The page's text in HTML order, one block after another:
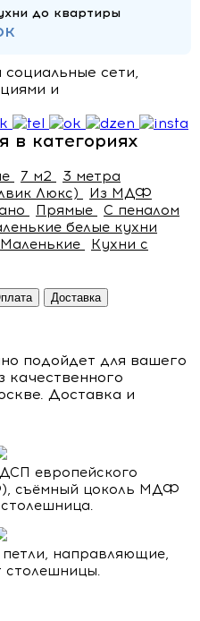
до квартиры
сети,
и
в категориях
7 м2
3 метра
Люкс)
Из МДФ
Прямые
С пеналом
белые кухни
Маленькие
Кухни с
Доставка
подойдет для вашего
качественного
Доставка и
европейского
съёмный цоколь МДФ
направляющие,
столешницы.